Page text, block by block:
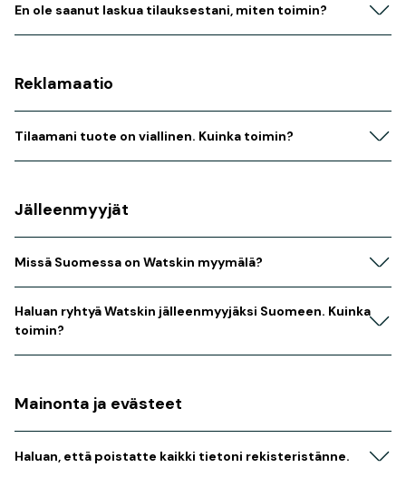
En ole saanut laskua tilauksestani, miten toimin?
Reklamaatio
Tilaamani tuote on viallinen. Kuinka toimin?
Jälleenmyyjät
Missä Suomessa on Watskin myymälä?
Haluan ryhtyä Watskin jälleenmyyjäksi Suomeen. Kuinka
toimin?
Mainonta ja evästeet
Haluan, että poistatte kaikki tietoni rekisteristänne.